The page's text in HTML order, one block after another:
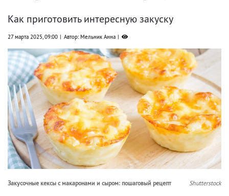
Как приготовить интересную закуску
27 марта 2025, 09:00 Автор: Мельник Анна
Закусочные кексы с макаронами и сыром: пошаговый рецепт Shutterstock